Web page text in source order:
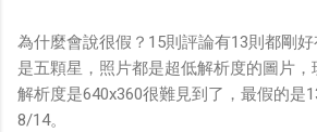
為什麼會說很假？15則評論有13則都剛
是五顆星，照片都是超低解析度的圖片
解析度是640x360很難見到了，最假的是
8/14。